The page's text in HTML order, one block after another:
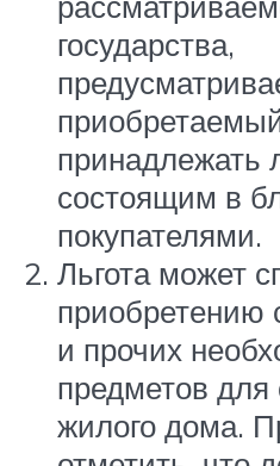
государства,
принадлежать
состоящим в
покупателями.
Льгота может
приобретению
и прочих
предметов для
жилого дома.